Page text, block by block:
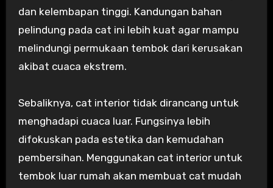
dan kelembapan tinggi. Kandungan bahan
pelindung pada cat ini lebih kuat agar mampu
melindungi permukaan tembok dari kerusakan
akibat cuaca ekstrem.
Sebaliknya, cat interior tidak dirancang untuk
menghadapi cuaca luar. Fungsinya lebih
difokuskan pada estetika dan kemudahan
pembersihan. Menggunakan cat interior untuk
tembok luar rumah akan membuat cat mudah